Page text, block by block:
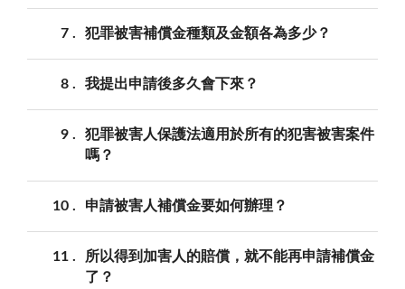
7 犯罪被害補償金種類及金額各為多少？
8 我提出申請後多久會下來？
9
犯罪被害人保護法適用於所有的犯害被害案件
嗎？
10 申請被害人補償金要如何辦理？
11
所以得到加害人的賠償，就不能再申請補償金
了？